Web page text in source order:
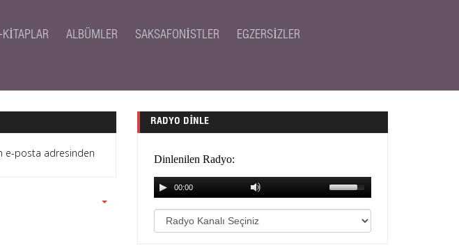
KITAPLAR ALBÜMLER SAKSAFONISTLER EGZERSIZLER
e-posta adresinden
RADYO DINLE